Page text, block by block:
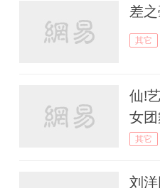
差
其它
仙!
女
其它
刘